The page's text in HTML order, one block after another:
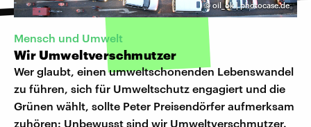
©oil_ok | photocase.de
Mensch und Umwelt
Wir Umweltverschmutzer
Wer glaubt, einen umweltschonenden Lebenswandel
zu führen, sich für Umweltschutz engagiert und die
Grünen wählt, sollte Peter Preisendörfer aufmerksam
zuhören: Unbewusst sind wir Umweltverschmutzer.